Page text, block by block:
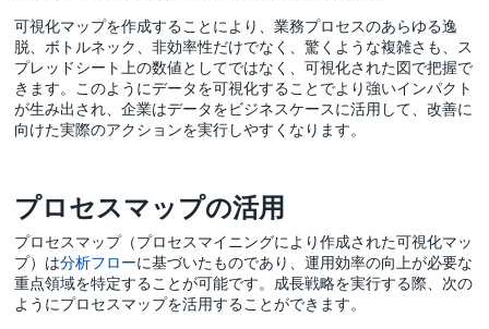
可視化マップを作成することにより、業務プロセスのあらゆる逸
脱、ボトルネック、非効率性だけでなく、驚くような複雑さも、ス
プレッドシート上の数値としてではなく、可視化された図で把握で
きます。このようにデータを可視化することでより強いインパクト
が生み出され、企業はデータをビジネスケースに活用して、改善に
向けた実際のアクションを実行しやすくなります。
プロセスマップの活用
プロセスマップ（プロセスマイニングにより作成された可視化マッ
プ）は分析フローに基づいたものであり、運用効率の向上が必要な
重点領域を特定することが可能です。成長戦略を実行する際、次の
ようにプロセスマップを活用することができます。